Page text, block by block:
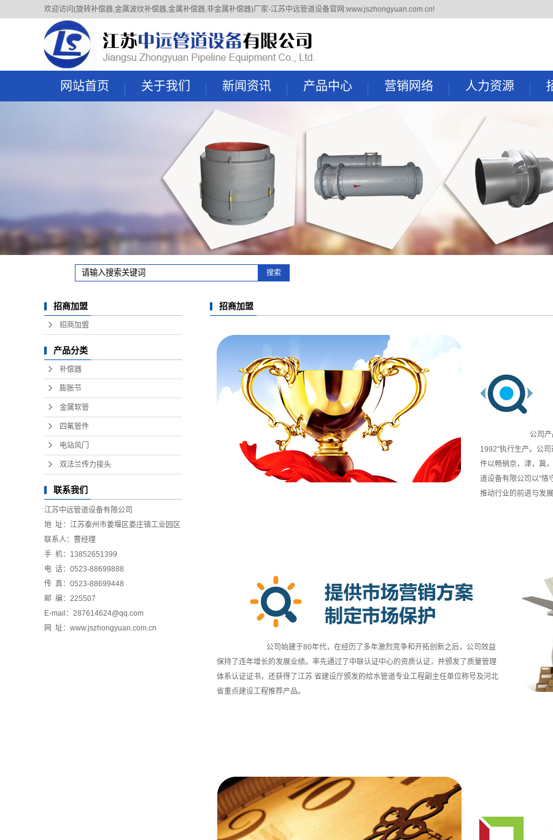
欢迎访问(旋转补偿器,金属波纹补偿器,金属补偿器,非金属补偿器)厂家-江苏中远管道设备官网:www.jszhongyuan.com.cn!
网站首页 关于我们
文化理念
企业掠影
联系我们
新闻资讯
公司新闻
技术知识
常见问题
产品中心
四氟管件
电站风门
双法兰传力接头
营销网络 人力资源
招聘信息
招商加盟
招商加盟
产品分类
补偿器
膨胀节
金属软管
四氟管件
电站风门
双法兰传力接头
联系我们
江苏中远管道设备有限公司
地 址：江苏泰州市姜堰区娄庄镇工业园区
联系人：曹经理
手 机：13852651399
电 话：0523-88699888
传 真：0523-88699448
邮 编：225507
E-mail：287614624@qq.com
网 址：www.jszhongyuan.com.cn
招商加盟
公司产品严格按
1992"执行生产。公
件以畅销京，津，冀
道设备有限公司以"恪
推动行业的前进与发
公司始建于80年代，在经历了多年激烈竞争和开拓创新之后，公司效益
保持了连年增长的发展业绩。率先通过了中联认证中心的资质认证，并颁发了质量管理
体系认证证书，还获得了江苏 省建设厅颁发的给水管道专业工程副主任单位称号及河北
省重点建设工程推荐产品。